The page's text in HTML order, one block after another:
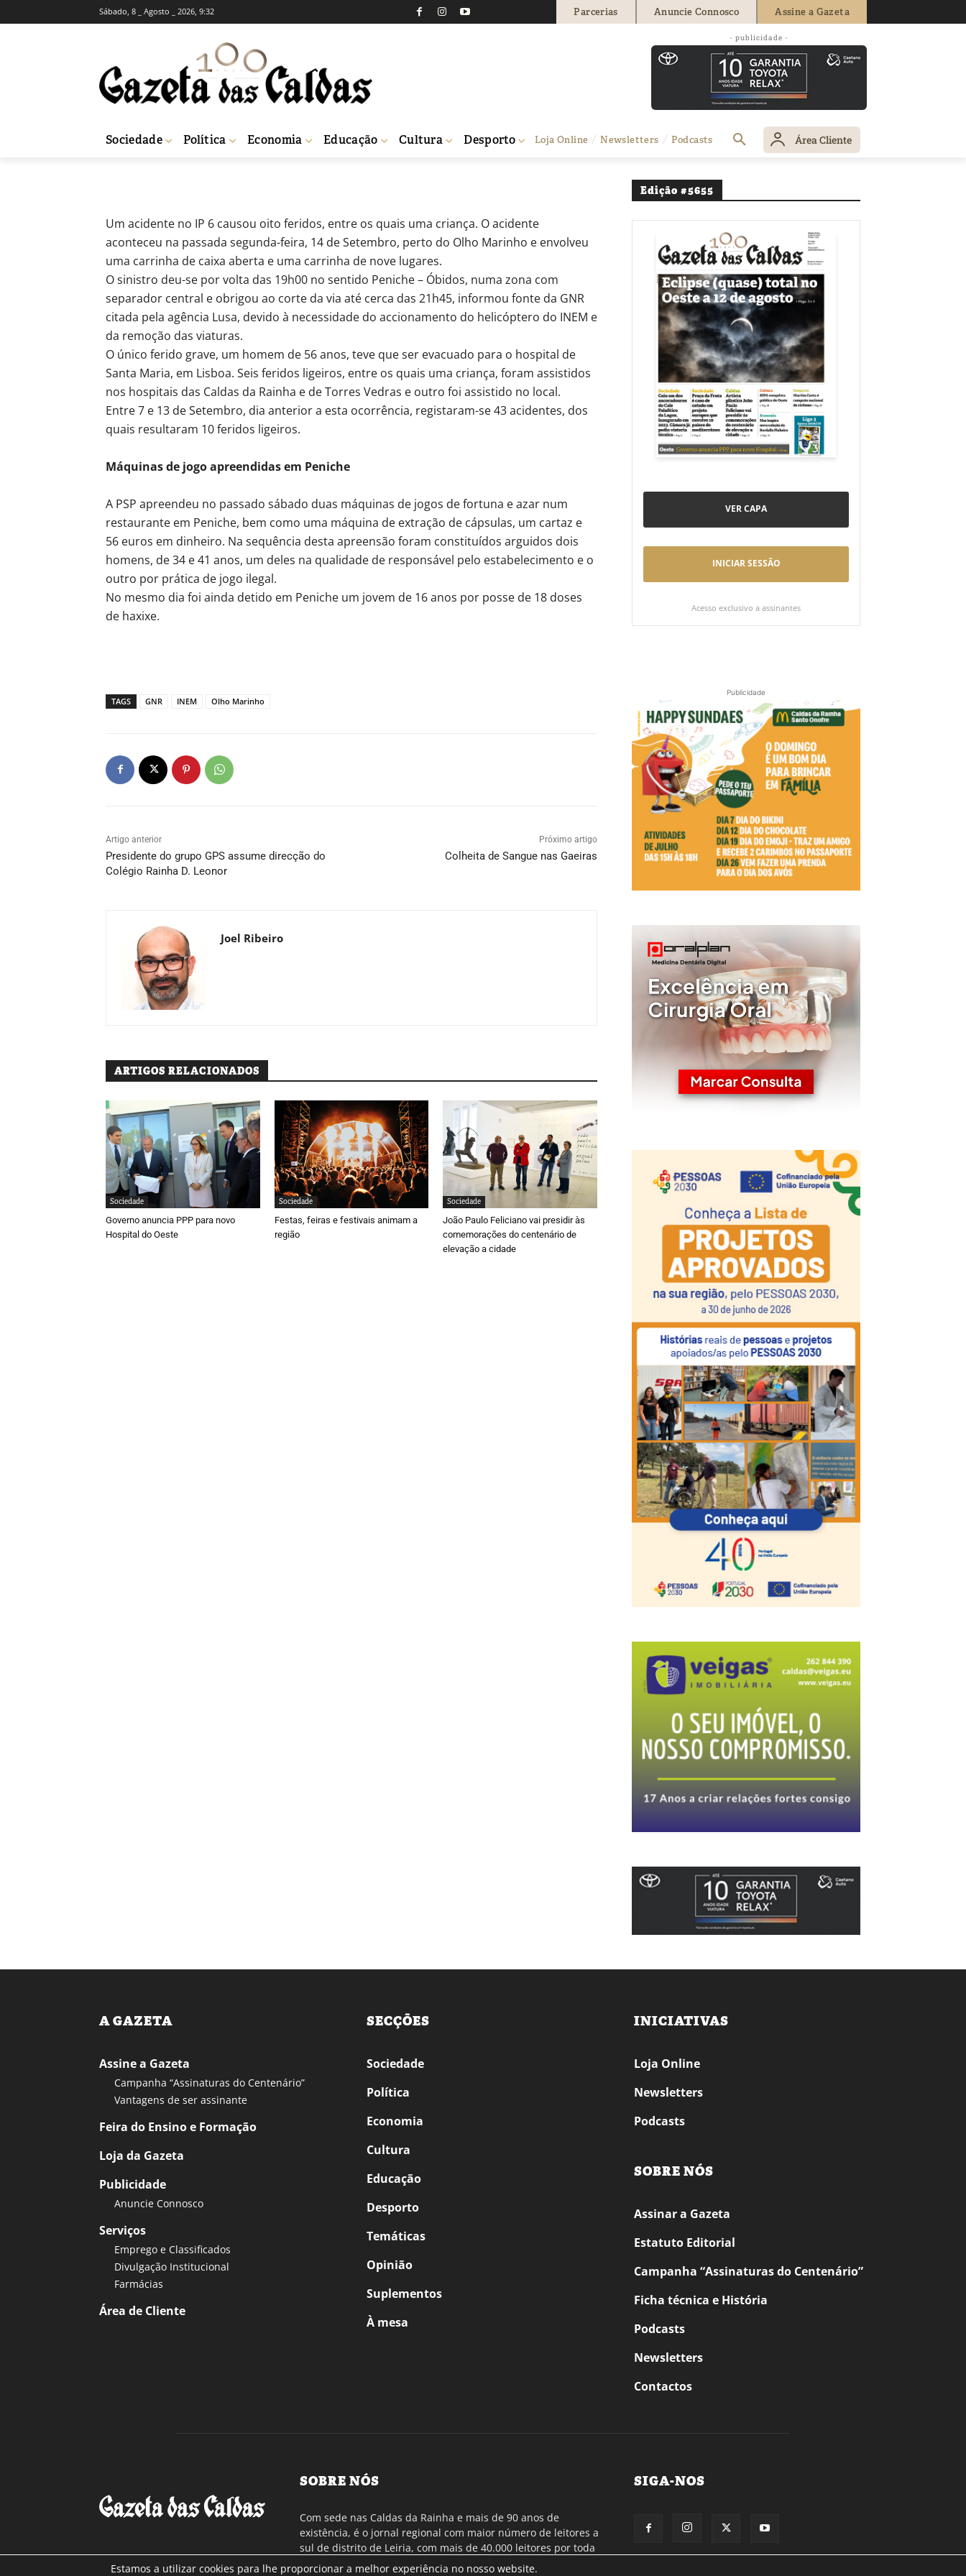
Sábado, 8 _ Agosto _ 2026, 9:32 Parcerias Anuncie Connosco Assine a Gazeta
- publicidade -
Sociedade Política Economia Educação Cultura Desporto Loja Online Newsletters Podcasts Área Cliente
BREVES SOCIEDADE
Oito feridos em acidente no IP6
Joel Ribeiro 699 0
Um acidente no IP 6 causou oito feridos, entre os quais uma criança. O acidente
aconteceu na passada segunda-feira, 14 de Setembro, perto do Olho Marinho e envolveu
uma carrinha de caixa aberta e uma carrinha de nove lugares.
O sinistro deu-se por volta das 19h00 no sentido Peniche – Óbidos, numa zona com
separador central e obrigou ao corte da via até cerca das 21h45, informou fonte da GNR
citada pela agência Lusa, devido à necessidade do accionamento do helicóptero do INEM e
da remoção das viaturas.
O único ferido grave, um homem de 56 anos, teve que ser evacuado para o hospital de
Santa Maria, em Lisboa. Seis feridos ligeiros, entre os quais uma criança, foram assistidos
nos hospitais das Caldas da Rainha e de Torres Vedras e outro foi assistido no local.
Entre 7 e 13 de Setembro, dia anterior a esta ocorrência, registaram-se 43 acidentes, dos
quais resultaram 10 feridos ligeiros.
Máquinas de jogo apreendidas em Peniche
A PSP apreendeu no passado sábado duas máquinas de jogos de fortuna e azar num
restaurante em Peniche, bem como uma máquina de extração de cápsulas, um cartaz e
56 euros em dinheiro. Na sequência desta apreensão foram constituídos arguidos dois
homens, de 34 e 41 anos, um deles na qualidade de responsável pelo estabelecimento e o
outro por prática de jogo ilegal.
No mesmo dia foi ainda detido em Peniche um jovem de 16 anos por posse de 18 doses
de haxixe.
TAGS GNR INEM Olho Marinho
Artigo anterior
Presidente do grupo GPS assume direcção do
Colégio Rainha D. Leonor
Próximo artigo
Colheita de Sangue nas Gaeiras
Joel Ribeiro
ARTIGOS RELACIONADOS
Sociedade
Governo anuncia PPP para novo
Hospital do Oeste
Sociedade
Festas, feiras e festivais animam a
região
Sociedade
João Paulo Feliciano vai presidir às
comemorações do centenário de
elevação a cidade
Edição #5655
VER CAPA
INICIAR SESSÃO
Acesso exclusivo a assinantes
Publicidade
A GAZETA
Assine a Gazeta
Campanha “Assinaturas do Centenário”
Vantagens de ser assinante
Feira do Ensino e Formação
Loja da Gazeta
Publicidade
Anuncie Connosco
Serviços
Emprego e Classificados
Divulgação Institucional
Farmácias
Área de Cliente
SECÇÕES
Sociedade
Política
Economia
Cultura
Educação
Desporto
Temáticas
Opinião
Suplementos
À mesa
INICIATIVAS
Loja Online
Newsletters
Podcasts
SOBRE NÓS
Assinar a Gazeta
Estatuto Editorial
Campanha “Assinaturas do Centenário”
Ficha técnica e História
Podcasts
Newsletters
Contactos
SOBRE NÓS
Com sede nas Caldas da Rainha e mais de 90 anos de
existência, é o jornal regional com maior número de leitores a
sul de distrito de Leiria, com mais de 40.000 leitores por toda
a região Oeste. Jornal com distribuição em Portugal
SIGA-NOS
Estamos a utilizar cookies para lhe proporcionar a melhor experiência no nosso website.